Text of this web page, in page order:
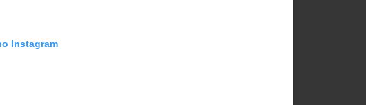
Instagram